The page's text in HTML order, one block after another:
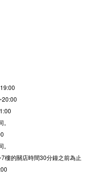
樓的關店時間30分鐘之前為止